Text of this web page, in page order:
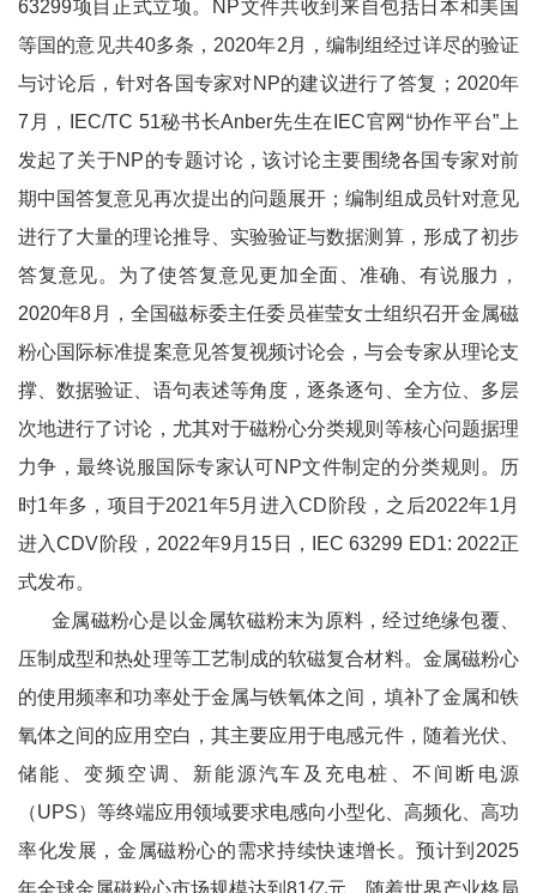
63299项目正式立项。NP文件共收到来自包括日本和美国
等国的意见共40多条，2020年2月，编制组经过详尽的验证
与讨论后，针对各国专家对NP的建议进行了答复；2020年
7月，IEC/TC 51秘书长Anber先生在IEC官网“协作平台”上
发起了关于NP的专题讨论，该讨论主要围绕各国专家对前
期中国答复意见再次提出的问题展开；编制组成员针对意见
进行了大量的理论推导、实验验证与数据测算，形成了初步
答复意见。为了使答复意见更加全面、准确、有说服力，
2020年8月，全国磁标委主任委员崔莹女士组织召开金属磁
粉心国际标准提案意见答复视频讨论会，与会专家从理论支
撑、数据验证、语句表述等角度，逐条逐句、全方位、多层
次地进行了讨论，尤其对于磁粉心分类规则等核心问题据理
力争，最终说服国际专家认可NP文件制定的分类规则。历
时1年多，项目于2021年5月进入CD阶段，之后2022年1月
进入CDV阶段，2022年9月15日，IEC 63299 ED1: 2022正
式发布。
金属磁粉心是以金属软磁粉末为原料，经过绝缘包覆、
压制成型和热处理等工艺制成的软磁复合材料。金属磁粉心
的使用频率和功率处于金属与铁氧体之间，填补了金属和铁
氧体之间的应用空白，其主要应用于电感元件，随着光伏、
储能、变频空调、新能源汽车及充电桩、不间断电源
（UPS）等终端应用领域要求电感向小型化、高频化、高功
率化发展，金属磁粉心的需求持续快速增长。预计到2025
年全球金属磁粉心市场规模达到81亿元。随着世界产业格局